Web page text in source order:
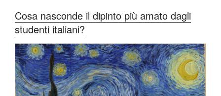
Cosa nasconde il dipinto più amato dagli
studenti italiani?